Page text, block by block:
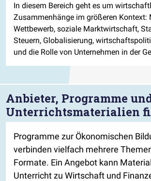
In diesem Bereich geht es um
Zusammenhänge im größeren Kontext:
Wettbewerb, soziale Marktwirtschaft,
Steuern, Globalisierung,
und die Rolle von Unternehmen in der
Anbieter, Programme
Unterrichtsmaterialien
Programme zur Ökonomischen
verbinden vielfach mehrere
Formate. Ein Angebot kann
Unterricht zu Wirtschaft und